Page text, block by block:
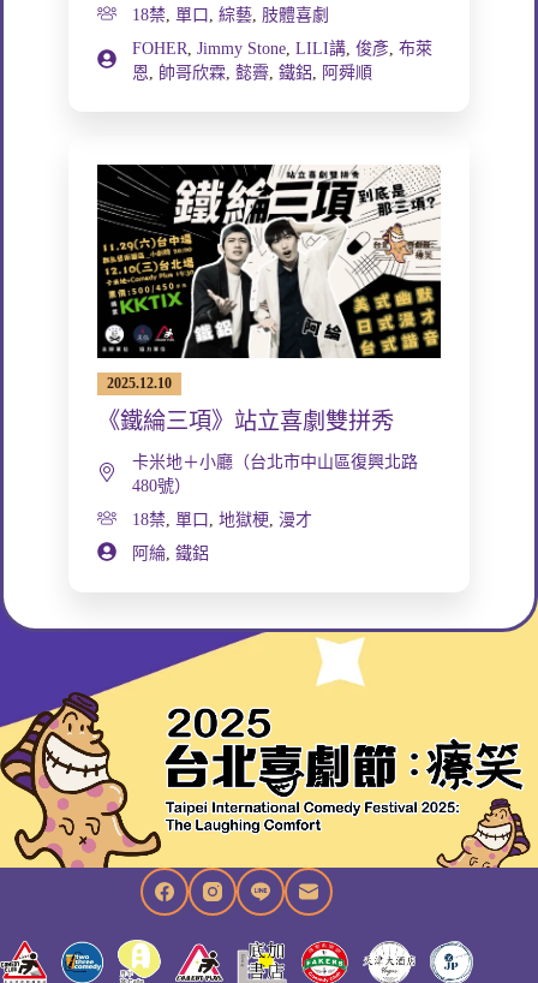
18禁, 單口 , 綜藝, 肢體喜劇
FOHER, Jimmy Stone, LILI講, 俊彥, 布萊
恩, 帥哥欣霖, 懿霽, 鐵鋁, 阿舜順
2025.12.10
《鐵綸三項》站立喜劇雙拼秀
卡米地＋小廳（台北市中山區復興北路
480號）
18禁, 單口 , 地獄梗, 漫才
阿綸, 鐵鋁